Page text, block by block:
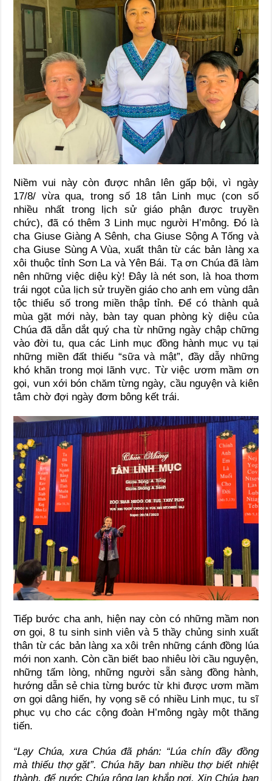
Niềm vui này còn được nhân lên gấp bội, vì ngày
17/8/ vừa qua, trong số 18 tân Linh mục (con số
nhiều nhất trong lịch sử giáo phận được truyền
chức), đã có thêm 3 Linh mục người H’mông. Đó là
cha Giuse Giàng A Sênh, cha Giuse Sộng A Tống và
cha Giuse Sùng A Vùa, xuất thân từ các bản làng xa
xôi thuộc tỉnh Sơn La và Yên Bái. Tạ ơn Chúa đã làm
nên những việc diệu kỳ! Đây là nét son, là hoa thơm
trái ngọt của lịch sử truyền giáo cho anh em vùng dân
tộc thiểu số trong miền thập tỉnh. Để có thành quả
mùa gặt mới này, bàn tay quan phòng kỳ diệu của
Chúa đã dẫn dắt quý cha từ những ngày chập chững
vào đời tu, qua các Linh mục đồng hành mục vụ tại
những miền đất thiếu “sữa và mật”, đầy dẫy những
khó khăn trong mọi lãnh vực. Từ việc ươm mầm ơn
gọi, vun xới bón chăm từng ngày, cầu nguyện và kiên
tâm chờ đợi ngày đơm bông kết trái.
Tiếp bước cha anh, hiện nay còn có những mầm non
ơn gọi, 8 tu sinh sinh viên và 5 thầy chủng sinh xuất
thân từ các bản làng xa xôi trên những cánh đồng lúa
mới non xanh. Còn cần biết bao nhiêu lời cầu nguyện,
những tấm lòng, những người sẵn sàng đồng hành,
hướng dẫn sẻ chia từng bước từ khi được ươm mầm
ơn gọi dâng hiến, hy vọng sẽ có nhiều Linh mục, tu sĩ
phục vụ cho các cộng đoàn H’mông ngày một thăng
tiến.
“Lạy Chúa, xưa Chúa đã phán: “Lúa chín đầy đồng
mà thiếu thợ gặt”. Chúa hãy ban nhiều thợ biết nhiệt
thành, để nước Chúa rộng lan khắp nơi. Xin Chúa ban